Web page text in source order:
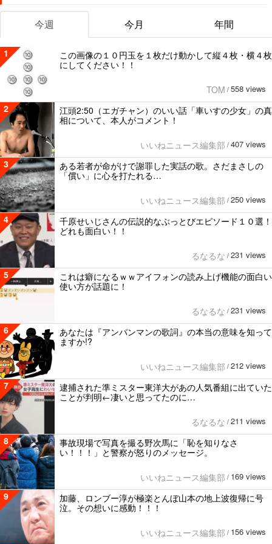
今週 今月 年間
1
この画像の１０円玉を１枚だけ動かして縦４枚・横４枚
にしてください！！
TOM / 558 views
2
江頭2:50（エガチャン）のいい話「車いすの少女」の真
相について、本人がコメント！
いいねニュース編集部 / 407 views
3
ある若者が命がけで謝罪した実話の歌。さだまさしの
「償い」に心を打たれる…
いいねニュース編集部 / 250 views
4
千原せいじさんの伝説的なぶっとびエピソード１０選！
どれも面白い！！
るなるな / 231 views
5
これは癖になるｗｗアイフォンの読み上げ機能の面白い
使い方が話題に！
るなるな / 231 views
6
あなたは『アンパンマンの歌詞』の本当の意味を知って
ますか!?
いいねニュース編集部 / 212 views
7
逮捕された準ミスター東洋大があの人気番組に出ていた
ことが判明←凄いと思ってたのに…
るなるな / 211 views
8
事故現場で写真を撮る野次馬に「恥を知りなさ
い！！！」と警察が怒りのメッセージ。
いいねニュース編集部 / 169 views
9
加藤、ロンブー淳が極楽とんぼ山本の地上波復帰に号
泣。その想いに感動！！！
いいねニュース編集部 / 156 views